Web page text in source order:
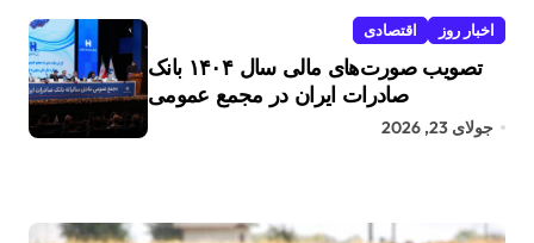
اخبار روز اقتصادی
تصویب صورت‌های مالی سال ۱۴۰۴ بانک
صادرات ایران در مجمع عمومی
جولای 23, 2026